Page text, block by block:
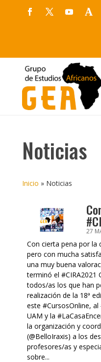
Noticias
Inicio » Noticias
27
Con cierta pena por la
pero con mucha
una muy buena
terminó el #CIRA2021
todos/as los que han
realización de la 18ª
este #CursosOnline, al
UAM y la
la organización y
(@BelloIraxis) a los
profesores/as y
sobre...